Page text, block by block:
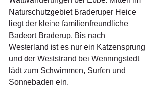
Naturschutzgebiet Braderuper Heide
liegt der kleine familienfreundliche
Badeort Braderup. Bis nach
Westerland ist es nur ein Katzensprung
und der Weststrand bei Wenningstedt
lädt zum Schwimmen, Surfen und
Sonnebaden ein.